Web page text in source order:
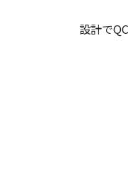
設計で